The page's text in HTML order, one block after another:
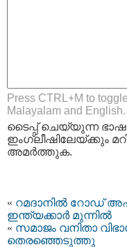
Press CTRL+M to
Malayalam and English.
ടൈപ്പ്‌ ചെയ്യുന്ന ഭാഷ
ഇംഗ്ലീഷിലേയ്ക്കും
അമര്‍ത്തുക.
« റമദാനില്‍ റോഡ്
ഇന്ത്യക്കാര്‍ മുന്നില്‍
« സമാജം വനിതാ
തെരഞ്ഞെടുത്തു